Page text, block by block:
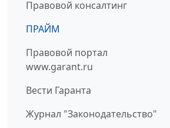
Правовой консалтинг
ПРАЙМ
Правовой портал
www.garant.ru
Вести Гаранта
Журнал "Законодательство"